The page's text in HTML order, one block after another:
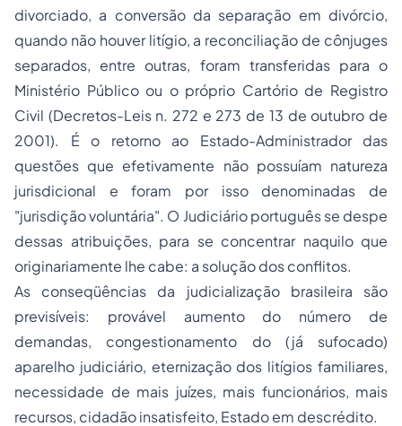
divorciado, a conversão da separação em divórcio,
quando não houver litígio, a reconciliação de cônjuges
separados, entre outras, foram transferidas para o
Ministério Público ou o próprio Cartório de Registro
Civil (Decretos-Leis n. 272 e 273 de 13 de outubro de
2001). É o retorno ao Estado-Administrador das
questões que efetivamente não possuíam natureza
jurisdicional e foram por isso denominadas de
"jurisdição voluntária". O Judiciário português se despe
dessas atribuições, para se concentrar naquilo que
originariamente lhe cabe: a solução dos conflitos.
As conseqüências da judicialização brasileira são
previsíveis: provável aumento do número de
demandas, congestionamento do (já sufocado)
aparelho judiciário, eternização dos litígios familiares,
necessidade de mais juízes, mais funcionários, mais
recursos, cidadão insatisfeito, Estado em descrédito.